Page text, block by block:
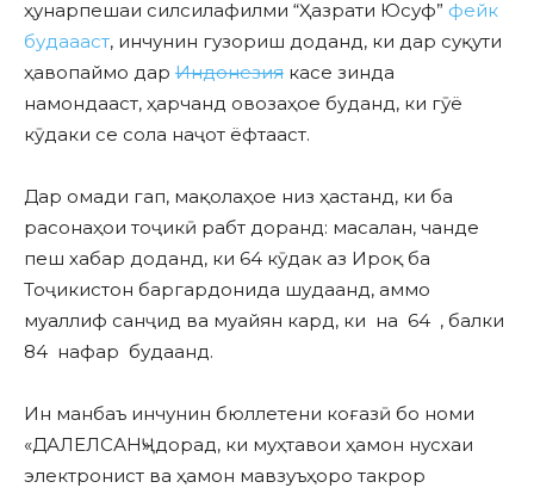
ҳунарпешаи силсилафилми “Ҳазрати Юсуф” фейк
будаааст, инчунин гузориш доданд, ки дар суқути
ҳавопаймо дар Индонезия касе зинда
намондааст, ҳарчанд овозаҳое буданд, ки гӯё
кӯдаки се сола наҷот ёфтааст.
Дар омади гап, мақолаҳое низ ҳастанд, ки ба
расонаҳои тоҷикӣ рабт доранд: масалан, чанде
пеш хабар доданд, ки 64 кӯдак аз Ироқ ба
Тоҷикистон баргардонида шудаанд, аммо
муаллиф санҷид ва муайян кард, ки на 64 , балки
84 нафар будаанд.
Ин манбаъ инчунин бюллетени коғазӣ бо номи
«ДАЛЕЛСАНҶ» дорад, ки муҳтавои ҳамон нусхаи
электронист ва ҳамон мавзуъҳоро такрор